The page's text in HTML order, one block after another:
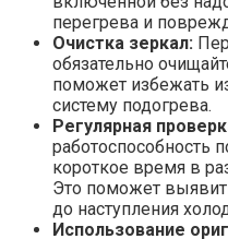
перегрева и
Очистка зеркал:
обязательно
поможет избежать
систему подогрева.
Регулярная
работоспособность
короткое время в
Это поможет
до наступления
Использование